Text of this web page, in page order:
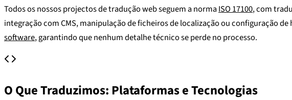
Todos os nossos projectos de tradução web seguem a normaISO 17100, com
integração com CMS, manipulação de ficheiros de localização ou configuração
software, garantindo que nenhum detalhe técnico se perde no processo.
O Que Traduzimos: Plataformas e Tecnologias